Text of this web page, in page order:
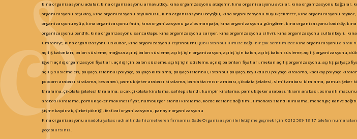
kına organizasyonu adalar kına organizasyonu arnavutköy kına organizasyonu ataşehir kına organizasyonu avcılar kına organizasyonu bağcılar
organizasyonu beşiktaş kına organizasyonu beylikdüzü kına organizasyonu beyoğlu kına organizasyonu büyükçekmece kına organizasyonu beykoz
organizasyonu eyüp kına organizasyonu fatih kına organizasyonu gaziosmanpaşa kına organizasyonu güngören kına organizasyonu kadıköy
organizasyonu pendik kına organizasyonu sancaktepe kına organizasyonu sarıyer kına organizasyonu silivri kına organizasyonu sultanbeyli
ümraniye kına organizasyonu üsküdar kına organizasyonu zeytinburnu gibi istanbul ilimize bağlı bir çok semtimizde kına organizasyonu olarak
açılış balonları balon süsleme mağaza açılış balon süsleme açılış için organizasyon açılış için balon açılış balon süsleme açılış organizasyonu
işyeri açılış organizasyon fiyatları, açılış için balon süsleme açılış için süsleme açılış balonları fiyatları mekan açılış organizasyonu açılış palyaço
açılış süslemeleri, palyaço istanbul palyaço palyaço kiralama palyaço istanbul istanbul palyaço beylikdüzü palyaço kiralama kadıköy palyaço
popcorn arabası kiralama kestaneci pamuk şeker arabası kiralama bardakta mısır arabası çikolata şelalesi simit arabası kiralama pamuk şeker
kiralama,çikolata şelalesi kiralama sıcak çikolata kiralama sahlep standı kumpir kiralama pamuk şeker arabası, ikram arabası, osmanlı macunu
arabası kiralama pamuk şeker makinesi fiyat, hamburger standı kiralama közde kestane dağıtımı, limonata standı kiralama menengiç kahve
şişme kaydırak şirket pikniği festival organizasyonu panayır organizasyonu
Kına organizasyonu anadolu yakası adı altında hizmet veren firmamız Sade Organizasyon ile iletişime geçmek için 0212 509 13 17 telefon
geçebilirsiniz.